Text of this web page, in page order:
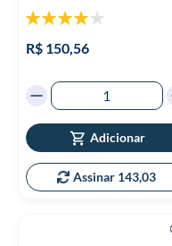
Classificação:
R$ 150,56
Adicionar
Assinar 143,03